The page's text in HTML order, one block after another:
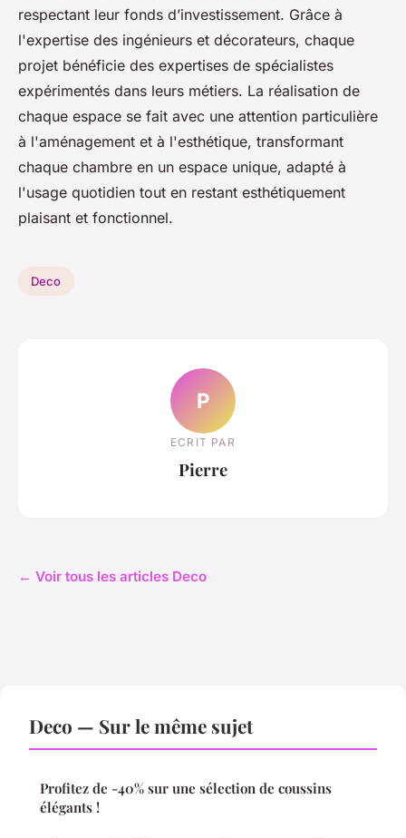
respectant leur fonds d’investissement. Grâce à
l'expertise des ingénieurs et décorateurs, chaque
projet bénéficie des expertises de spécialistes
expérimentés dans leurs métiers. La réalisation de
chaque espace se fait avec une attention particulière
à l'aménagement et à l'esthétique, transformant
chaque chambre en un espace unique, adapté à
l'usage quotidien tout en restant esthétiquement
plaisant et fonctionnel.
Deco
P
ECRIT PAR
Pierre
← Voir tous les articles Deco
Deco — Sur le même sujet
Profitez de -40% sur une sélection de coussins
élégants !